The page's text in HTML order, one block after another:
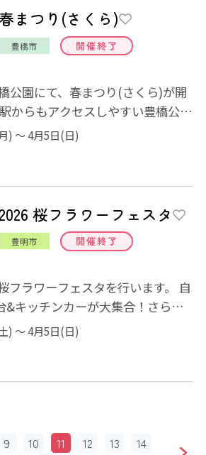
春まつり(さくら)
豊橋市 開催終了
公園にて、春まつり(さくら)が開
からもアクセスしやすい豊橋公園
ノ約500本が植栽されて...
) ～ 4月5日(日)
桜フラワーフェスタ
豊明市 開催終了
フラワーフェスタを行います。 自
&キッチンカーが大集合！さら
シェを開催♪花苗販売や楽し...
) ～ 4月5日(日)
9 10 11 12 13
14